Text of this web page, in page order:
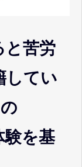
と苦労
してい
験を基